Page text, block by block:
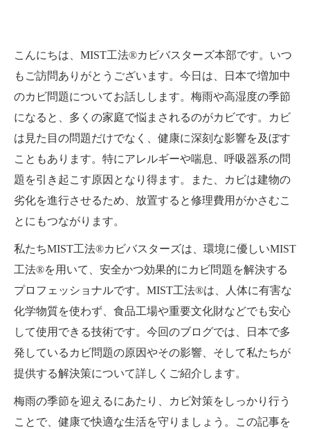
こんにちは、MIST工法®カビバスターズ本部です。いつ
もご訪問ありがとうございます。今日は、日本で増加中
のカビ問題についてお話しします。梅雨や高湿度の季節
になると、多くの家庭で悩まされるのがカビです。カビ
は見た目の問題だけでなく、健康に深刻な影響を及ぼす
こともあります。特にアレルギーや喘息、呼吸器系の問
題を引き起こす原因となり得ます。また、カビは建物の
劣化を進行させるため、放置すると修理費用がかさむこ
とにもつながります。
私たちMIST工法®カビバスターズは、環境に優しいMIST
工法®を用いて、安全かつ効果的にカビ問題を解決する
プロフェッショナルです。MIST工法®は、人体に有害な
化学物質を使わず、食品工場や重要文化財などでも安心
して使用できる技術です。今回のブログでは、日本で多
発しているカビ問題の原因やその影響、そして私たちが
提供する解決策について詳しくご紹介します。
梅雨の季節を迎えるにあたり、カビ対策をしっかり行う
ことで、健康で快適な生活を守りましょう。この記事を